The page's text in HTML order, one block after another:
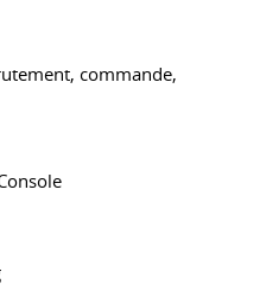
commande,